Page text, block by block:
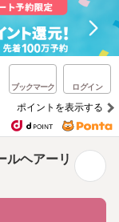
ブックマーク ログイン
ポイントを表示する
ルヘアーリ